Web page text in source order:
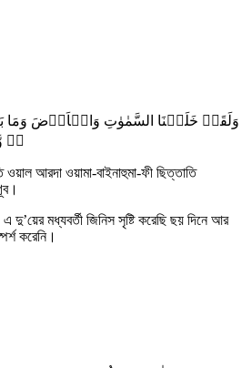
وَلَقَدۡ خَلَقۡنَا السَّمٰوٰتِ وَالۡاَرۡضَ وَمَا
٭ۖ
ওয়াল আরদা ওয়ামা-বাইনাহুমা-ফী ছিত্তাতি
মধ্যবর্তী জিনিস সৃষ্টি করেছি ছয় দিনে আর
করেনি।